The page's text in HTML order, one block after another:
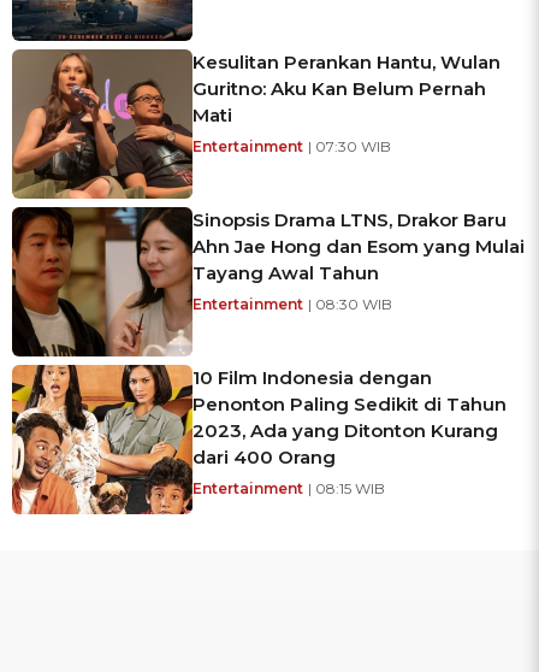
Kesulitan Perankan Hantu, Wulan
Guritno: Aku Kan Belum Pernah
Mati
Entertainment | 07:30 WIB
Sinopsis Drama LTNS, Drakor Baru
Ahn Jae Hong dan Esom yang Mulai
Tayang Awal Tahun
Entertainment | 08:30 WIB
10 Film Indonesia dengan
Penonton Paling Sedikit di Tahun
2023, Ada yang Ditonton Kurang
dari 400 Orang
Entertainment | 08:15 WIB